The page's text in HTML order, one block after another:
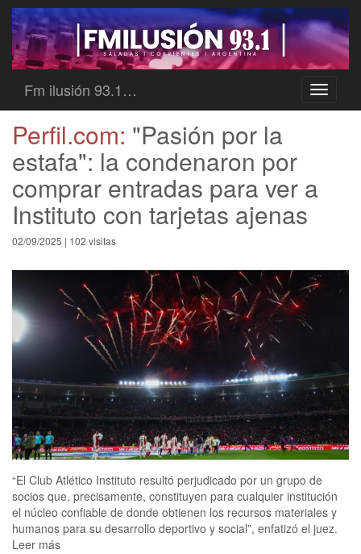
Toggle
Fm ilusión 93.1…
Perfil.com: "Pasión por la
estafa": la condenaron por
comprar entradas para ver a
Instituto con tarjetas ajenas
02/09/2025 | 102 visitas
“El Club Atlético Instituto resultó perjudicado por un grupo de
socios que, precisamente, constituyen para cualquier institución
el núcleo confiable de donde obtienen los recursos materiales y
humanos para su desarrollo deportivo y social”, enfatizó el juez.
Leer más